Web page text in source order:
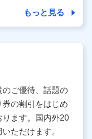
を順守します 。
「第三者提供の
利用する場合があ
さま（2019年12
会員であったこと
年12月10日以
利用目的の範囲内
もっと見る
ご優待、話題の
の割引をはじめ
ります。国内外20
ただけます。